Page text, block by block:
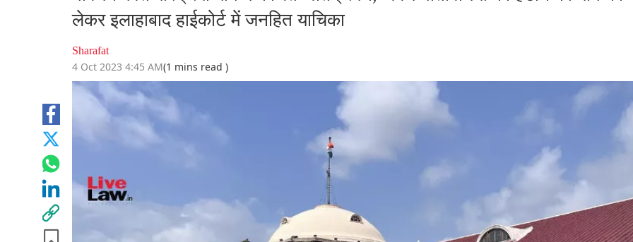
लेकर इलाहाबाद हाईकोर्ट में जनहित याचिका
Sharafat
4 Oct 2023 4:45 AM(1 mins read )